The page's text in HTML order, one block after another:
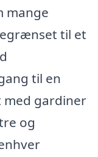
mange
til et
til en
med gardiner
og